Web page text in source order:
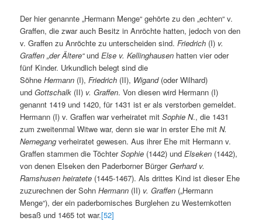
Der hier genannte „Hermann Menge“ gehörte zu den „echten“ v.
Graffen, die zwar auch Besitz in Anröchte hatten, jedoch von den
v. Graffen zu Anröchte zu unterscheiden sind.Friedrich (I) v.
Graffen „der Ältere“und Else v. Kellinghausen hatten vier oder
fünf Kinder. Urkundlich belegt sind die
SöhneHermann (I),Friedrich (II), Wigand(oder Wilhard)
undGottschalk (II) v. Graffen. Von diesen wird Hermann (I)
genannt 1419 und 1420, für 1431 ist er als verstorben gemeldet.
Hermann (I) v. Graffen war verheiratet mitSophie N., die 1431
zum zweitenmal Witwe war, denn sie war in erster Ehe mitN.
Nernegang verheiratet gewesen. Aus ihrer Ehe mit Hermann v.
Graffen stammen die TöchterSophie (1442) undElseken (1442),
von denen Elseken den Paderborner BürgerGerhard v.
Ramshusen heiratete (1445-1467). Als drittes Kind ist dieser Ehe
zuzurechnen der SohnHermann (II) v. Graffen („Hermann
Menge“), der ein paderbornisches Burglehen zu Westernkotten
besaß und 1465 tot war.[52]